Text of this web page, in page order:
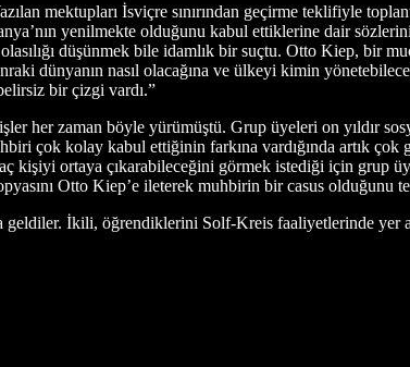
mektupları İsviçre sınırından geçirme teklifiyle
yenilmekte olduğunu kabul ettiklerine dair
düşünmek bile idamlık bir suçtu. Otto Kiep, bir
dünyanın nasıl olacağına ve ülkeyi kimin
bir çizgi vardı.”
her zaman böyle yürümüştü. Grup üyeleri on yıldır
çok kolay kabul ettiğinin farkına vardığında artık çok
kişiyi ortaya çıkarabileceğini görmek istediği için grup
Otto Kiep’e ileterek muhbirin bir casus olduğunu
geldiler. İkili, öğrendiklerini Solf-Kreis faaliyetlerinde yer